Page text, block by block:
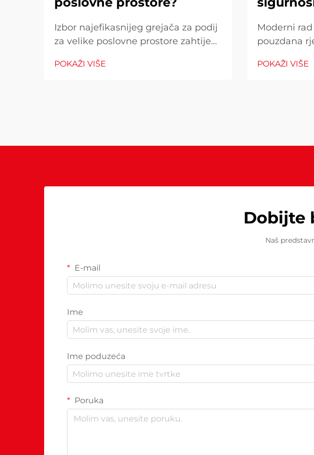
Izbor najefikasnijeg grejača za podij
za velike poslovne prostore zahtijeva
koji izravno utječu na operativne
POKAŽI VIŠE
Moderni
pouzdana
vanjski
POKAŽI VIŠE
Dobijte
Naš
E-mail
Ime
Ime poduzeća
Poruka